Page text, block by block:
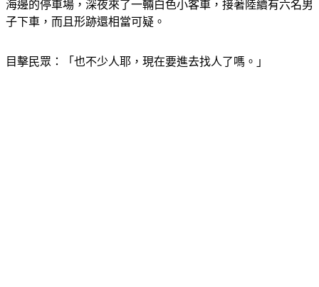
海邊的停車場，深夜來了一輛白色小客車，接著陸續有六名男